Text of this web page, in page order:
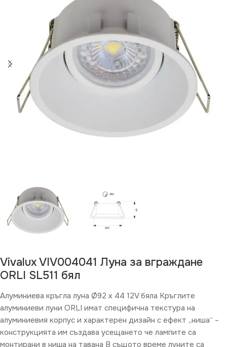
Vivalux VIV004041 Луна за вграждане
ORLI SL511 бял
Алуминиева кръгла луна Ø92 x 44 12V бяла Кръглите
алуминиеви луни ORLI имат специфична текстура на
алуминиевия корпус и характерен дизайн с ефект „ниша“ –
конструкцията им създава усещането че лампите са
монтирани в ниша на тавана В същото време луните са